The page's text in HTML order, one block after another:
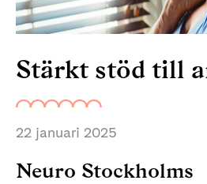
Stärkt stöd till
22 januari 2025
Neuro Stockholms